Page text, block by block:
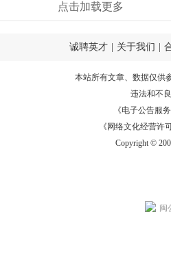
点击加载更多
诚聘英才 关于我们
本站所有文章、数据仅供
违法和不
《电子公告服务
《网络文化经营许
Copyright ©
闽